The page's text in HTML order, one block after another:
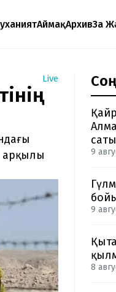
АймақАрхивЗаң
Live
арқылы
9
9
8